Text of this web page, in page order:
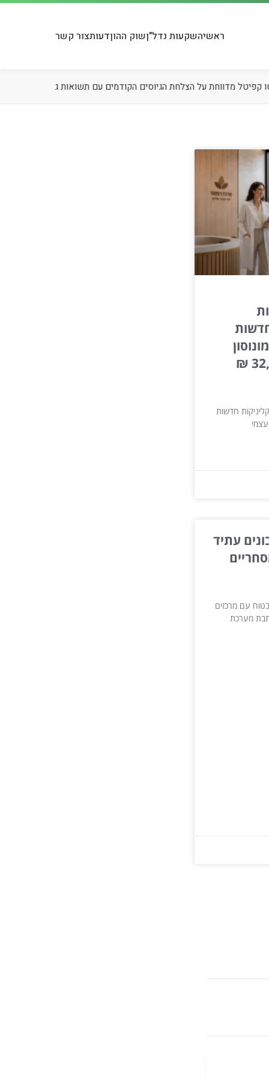
ראשיהשקעות נדל"ןשוק ההוןדעותצור קשר
אינווסטו קפיטל מדווחת על הצלחת הגיוסים הקודמים עם תשואות
בהון עצמי של 32,000 ₪
חדשות
עצמי
עתיד
עם מרכזים
מערכת